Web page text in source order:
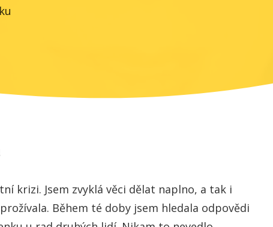
krizi. Jsem zvyklá věci dělat naplno, a tak i
Během té doby jsem hledala odpovědi